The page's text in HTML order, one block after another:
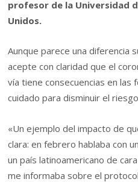
profesor de la Universidad
Unidos.
Aunque parece una diferencia
acepte con claridad que el
vía tiene consecuencias en las
cuidado para disminuir el
«Un ejemplo del impacto de
clara: en febrero hablaba con
un país latinoamericano de
me informaba sobre el